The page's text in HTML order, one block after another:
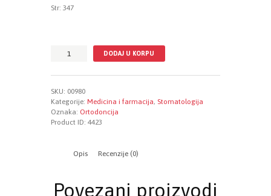
Str: 347
Ortodoncija
budućnost
količina
DODAJ U KORPU
SKU: 00980
Kategorije: Medicina i farmacija, Stomatologija
Oznaka: Ortodoncija
Product ID: 4423
Opis Recenzije (0)
Povezani proizvodi